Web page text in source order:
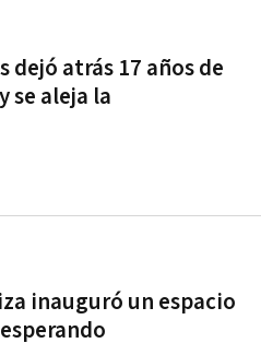
atrás 17 años de
se aleja la
inauguró un espacio